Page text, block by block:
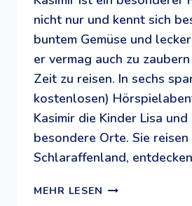
nicht nur und kennt sich
buntem Gemüse und
er vermag auch zu
Zeit zu reisen. In sechs
kostenlosen)
Kasimir die Kinder Lisa
besondere Orte. Sie reisen
Schlaraffenland,
MEHR LESEN HASE